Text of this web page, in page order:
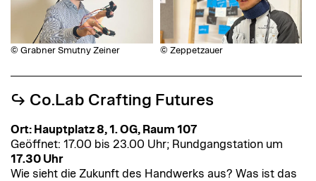
© Grabner Smutny Zeiner © Zeppetzauer
↪︎ Co.Lab Crafting Futures
Ort: Hauptplatz 8, 1. OG, Raum 107
Geöffnet: 17.00 bis 23.00 Uhr; Rundgangstation um
17.30 Uhr
Wie sieht die Zukunft des Handwerks aus? Was ist das